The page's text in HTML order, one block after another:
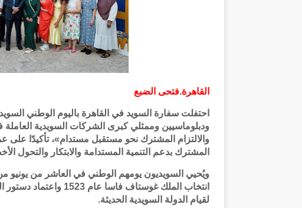
القاهرة.فتحى الضبع
احتفلت سفارة السويد في القاهرة باليوم الوطني
ودبلوماسيين وممثلي كبرى الشركات السويدية
والالتزام المشترك نحو مستقبل مستدام»، تأكيدًا على عمق
المشترك بدعم التنمية المستدامة والابتكار والتحول
ويُحيي السويديون يومهم الوطني في العاشر من يونيو
لقيام الدولة السويدية الحديثة.